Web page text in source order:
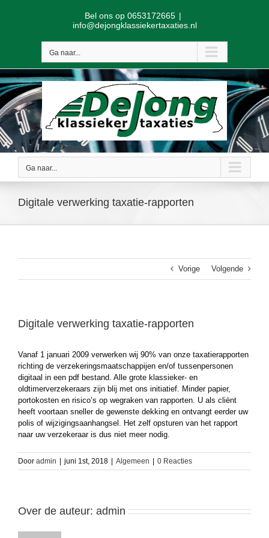
Bel ons op 0653172665 |
info@dejongklassiekertaxaties.nl
Ga naar...
Ga naar...
Digitale verwerking taxatie-rapporten
Vorige Volgende
Digitale verwerking taxatie-rapporten
Vanaf 1 januari 2009 verwerken wij 90% van onze taxatierapporten
richting de verzekeringsmaatschappijen en/of tussenpersonen
digitaal in een pdf bestand. Alle grote klassieker- en
oldtimerverzekeraars zijn blij met ons initiatief. Minder papier,
portokosten en risico’s op wegraken van rapporten. U als cliënt
heeft voortaan sneller de gewenste dekking en ontvangt eerder uw
polis of wijzigingsaanhangsel. Het zelf opsturen van het rapport
naar uw verzekeraar is dus niet meer nodig.
Door admin | juni 1st, 2018 | Algemeen | 0 Reacties
Over de auteur: admin